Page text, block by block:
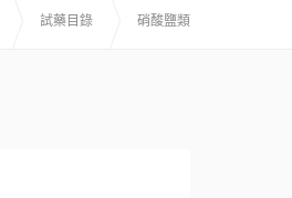
試藥目錄 硝酸鹽類